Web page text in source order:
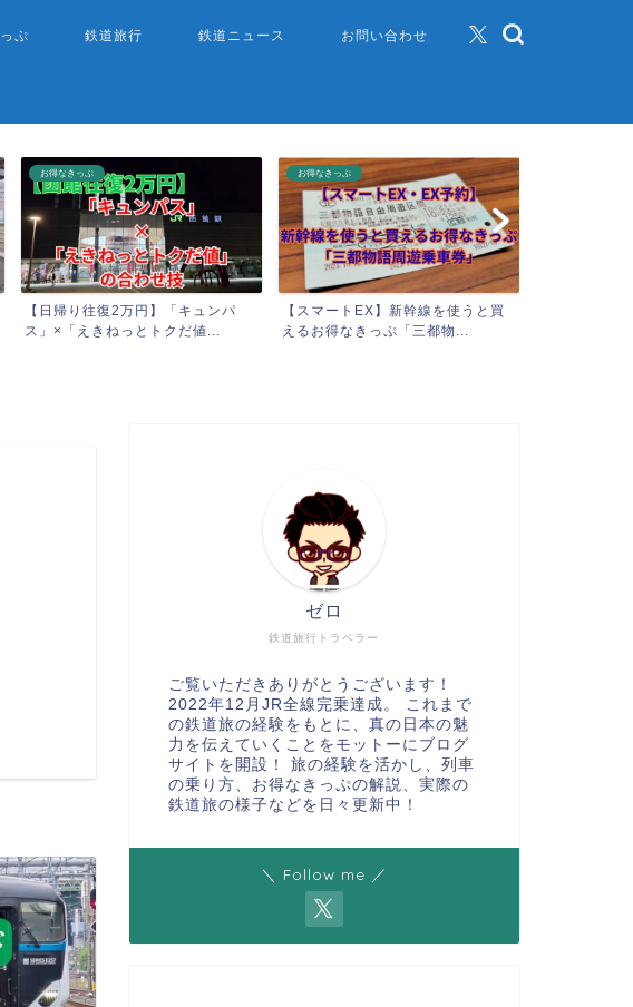
ぷ 鉄道旅行 鉄道ニュース お問い合わせ
お得なきっぷ
【日帰り往復2万円】「キュンパ
ス」×「えきねっとトクだ値...
お得なきっぷ
【スマートEX】新幹線を使うと買
えるお得なきっぷ「三都物...
鉄道旅行トラベラー
ゼロ
ご覧いただきありがとうございます！
2022年12月JR全線完乗達成。 これまで
の鉄道旅の経験をもとに、真の日本の魅
力を伝えていくことをモットーにブログ
サイトを開設！ 旅の経験を活かし、列車
の乗り方、お得なきっぷの解説、実際の
鉄道旅の様子などを日々更新中！
＼ Follow me ／